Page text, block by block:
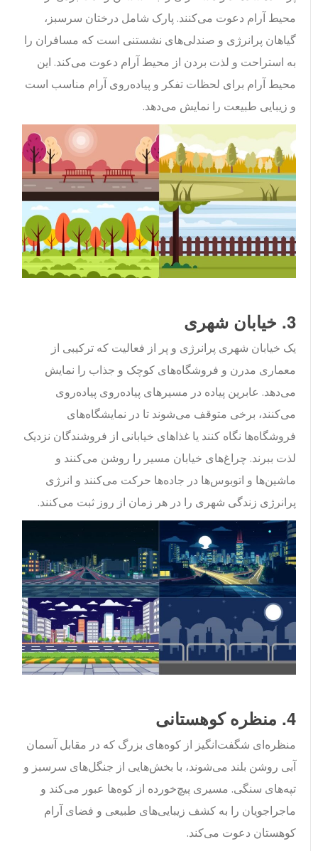
محیط آرام دعوت می‌کنند. پارک شامل درختان سرسبز،
گیاهان پرانرژی و صندلی‌های نشستنی است که مسافران را
به استراحت و لذت بردن از محیط آرام دعوت می‌کند. این
محیط آرام برای لحظات تفکر و پیاده‌روی آرام مناسب است
و زیبایی طبیعت را نمایش می‌دهد.
3. خیابان شهری
یک خیابان شهری پرانرژی و پر از فعالیت که ترکیبی از
معماری مدرن و فروشگاه‌های کوچک و جذاب را نمایش
می‌دهد. عابرین پیاده در مسیرهای پیاده‌روی پیاده‌روی
می‌کنند، برخی متوقف می‌شوند تا در نمایشگاه‌های
فروشگاه‌ها نگاه کنند یا غذاهای خیابانی از فروشندگان نزدیک
لذت ببرند. چراغ‌های خیابان مسیر را روشن می‌کنند و
ماشین‌ها و اتوبوس‌ها در جاده‌ها حرکت می‌کنند و انرژی
پرانرژی زندگی شهری را در هر زمان از روز ثبت می‌کنند.
4. منظره کوهستانی
منظره‌ای شگفت‌انگیز از کوه‌های بزرگ که در مقابل آسمان
آبی روشن بلند می‌شوند، با بخش‌هایی از جنگل‌های سرسبز و
تپه‌های سنگی. مسیری پیچ‌خورده از کوه‌ها عبور می‌کند و
ماجراجویان را به کشف زیبایی‌های طبیعی و فضای آرام
کوهستان دعوت می‌کند.